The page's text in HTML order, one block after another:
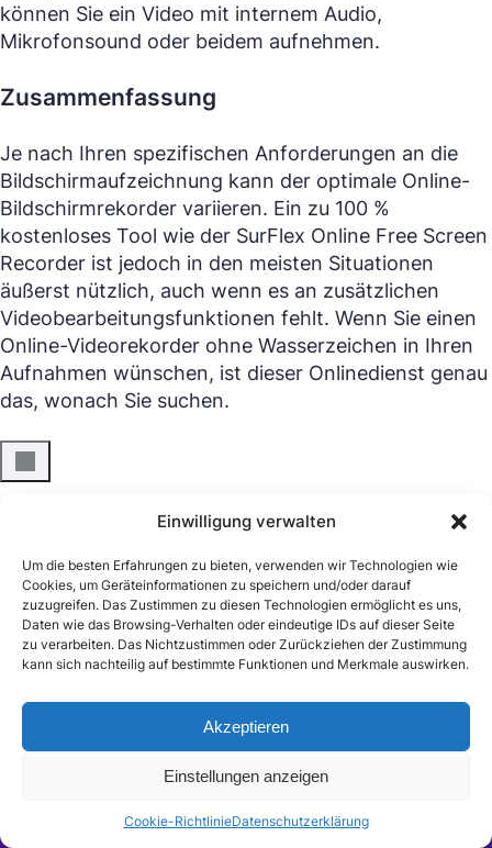
Einwilligung verwalten
Um die besten Erfahrungen zu bieten, verwenden wir Technologien wie
Cookies, um Geräteinformationen zu speichern und/oder darauf
zuzugreifen. Das Zustimmen zu diesen Technologien ermöglicht es uns,
Daten wie das Browsing-Verhalten oder eindeutige IDs auf dieser Seite
zu verarbeiten. Das Nichtzustimmen oder Zurückziehen der Zustimmung
kann sich nachteilig auf bestimmte Funktionen und Merkmale auswirken.
Akzeptieren
Einstellungen anzeigen
Cookie-RichtlinieDatenschutzerklärung
können Sie ein Video mit internem Audio,
Mikrofonsound oder beidem aufnehmen.
Zusammenfassung
Je nach Ihren spezifischen Anforderungen an die
Bildschirmaufzeichnung kann der optimale Online-
Bildschirmrekorder variieren. Ein zu 100 %
kostenloses Tool wie der SurFlex Online Free Screen
Recorder ist jedoch in den meisten Situationen
äußerst nützlich, auch wenn es an zusätzlichen
Videobearbeitungsfunktionen fehlt. Wenn Sie einen
Online-Videorekorder ohne Wasserzeichen in Ihren
Aufnahmen wünschen, ist dieser Onlinedienst genau
das, wonach Sie suchen.
Über den Autor
Myra Xian Myra Xian ist eine erfahrene
Redakteurin mit 8 Jahren Schreiberfahrung. Sie
ist spezialisiert auf das Verfassen von Artikeln
zu iOS und Multimedia und hat vielen
Probleme zu lösen.
Audiodateien.